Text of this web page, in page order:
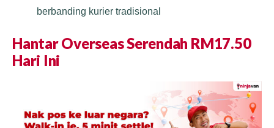
berbanding kurier tradisional
Hantar Overseas Serendah RM17.50
Hari Ini